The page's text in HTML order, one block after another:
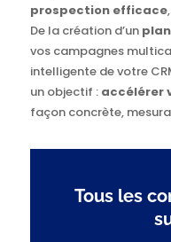
prospection efficace
De la création d’un
vos campagnes
intelligente de votre
un objectif : accélérer
façon concrète,
Tous les